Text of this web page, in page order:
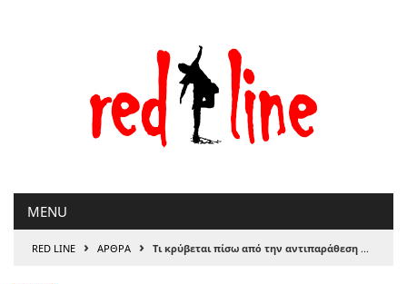
MENU
RED LINE › ΑΡΘΡΑ › Τι κρύβεται πίσω από την αντιπαράθεση Μητσοτάκη – Ράμα, του Σταμάτη Κυριάκη